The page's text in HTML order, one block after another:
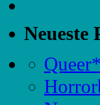
Neueste